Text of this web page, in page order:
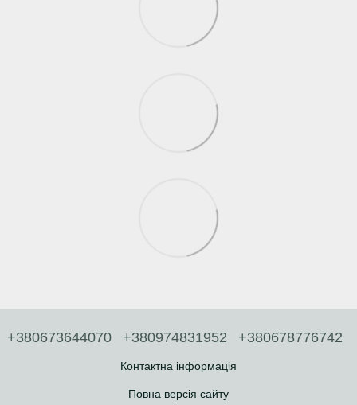
+380673644070 +380974831952 +380678776742
Контактна інформація
Повна версія сайту